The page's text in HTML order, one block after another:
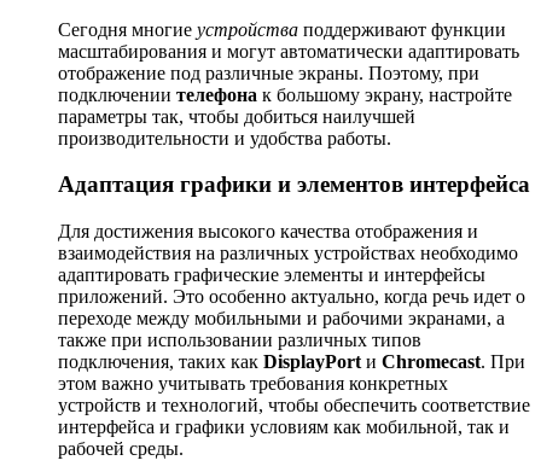
Сегодня многие устройства поддерживают функции
масштабирования и могут автоматически адаптировать
отображение под различные экраны. Поэтому, при
подключении телефона к большому экрану, настройте
параметры так, чтобы добиться наилучшей
производительности и удобства работы.
Адаптация графики и элементов интерфейса
Для достижения высокого качества отображения и
взаимодействия на различных устройствах необходимо
адаптировать графические элементы и интерфейсы
приложений. Это особенно актуально, когда речь идет о
переходе между мобильными и рабочими экранами, а
также при использовании различных типов
подключения, таких как DisplayPort и Chromecast. При
этом важно учитывать требования конкретных
устройств и технологий, чтобы обеспечить соответствие
интерфейса и графики условиям как мобильной, так и
рабочей среды.